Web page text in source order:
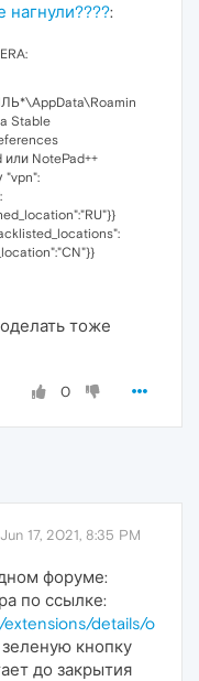
нагнули????:
Stable
или NotePad++
"vpn":
тоже
0
Jun 17, 2021, 8:35 PM
форуме:
по ссылке:
details/o
кнопку
до закрытия